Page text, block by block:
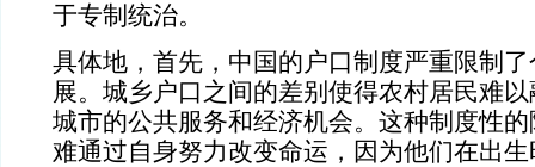
于专制统治。
具体地，首先，中国的户口制度严重限制
展。城乡户口之间的差别使得农村居民难
城市的公共服务和经济机会。这种制度性
难通过自身努力改变命运，因为他们在出